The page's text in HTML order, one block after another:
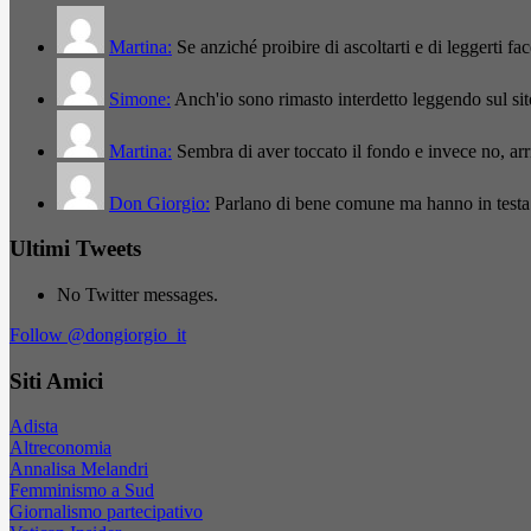
Martina: Se anziché proibire di ascoltarti e di leggerti
Simone: Anch'io sono rimasto interdetto leggendo sul
Martina: Sembra di aver toccato il fondo e invece no,
Don Giorgio: Parlano di bene comune ma hanno in
Ultimi Tweets
No Twitter messages.
Follow @dongiorgio_it
Siti Amici
Adista
Altreconomia
Annalisa Melandri
Femminismo a Sud
Giornalismo partecipativo